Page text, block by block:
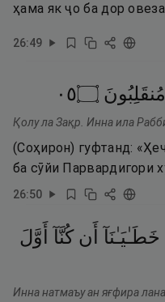
ҳама як ҷо ба дор
26:49
مُنقَلِبُونَ ۝٥٠
Қолу ла Зақр. Инна ила
(Соҳирон) гуфтанд:
ба сӯйи Парвардигори
26:50
خَطَـٰيَـٰنَآ أَن كُنَّآ
أَوَّلَ
Инна натмаъу ан яғфира